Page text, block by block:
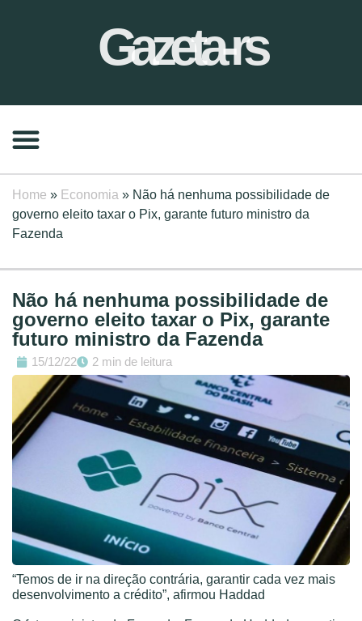
Gazeta-rs
Home » Economia » Não há nenhuma possibilidade de
governo eleito taxar o Pix, garante futuro ministro da
Fazenda
Não há nenhuma possibilidade de
governo eleito taxar o Pix, garante
futuro ministro da Fazenda
15/12/22 2 min de leitura
“Temos de ir na direção contrária, garantir cada vez mais
desenvolvimento a crédito”, afirmou Haddad